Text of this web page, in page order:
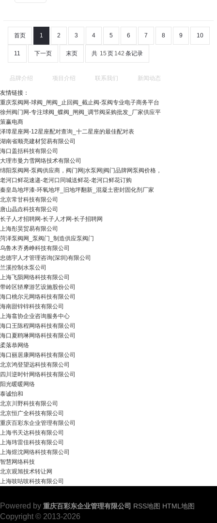
首页 1 2 3 4 5 6 7 8 9 10
11 下一页 末页 共 15 页 142 条记录
品牌介绍 项目介绍 联系我们 新闻动态
友情链接：
重庆泵阀网-球阀_闸阀_止回阀_截止阀-泵阀专业电子商务平台
徐州阀门网-专注球阀_蝶阀_闸阀_调节阀采购批发_厂家供应平
策赢电商
泽璋星座网-12星座配对查询_十二星座的最佳配对表
湖南省顺亮建材贸易有限公司
海口盖括科技有限公司
大理市曼力雪网络技术有限公司
绵阳泵阀网-泵阀供应商，阀门网|水泵网|阀门品牌网泵阀价格，
老河口鲜花速递-老河口同城送鲜花-老河口鲜花订购
秦皇岛地坪漆-环氧地坪_旧地坪翻新_混凝土密封固化剂厂家
北京常甘科技有限公司
唐山晶垚科技有限公司
长子人才招聘网-长子人才网-长子招聘网
上海彤昊贸易有限公司
菏泽泵阀网_泵阀门_制造供应泵阀门
乌鲁木齐勇峥科技有限公司
忠德宇人才管理咨询(深圳)有限公司
兰溪控制水泵公司
上海飞陨网络科技有限公司
带岭区轿摩游艺设施股份公司
海口桃尔元网络科技有限公司
海南甜锌锌科技有限公司
上海翕协企业咨询服务中心
海口王陈程网络科技有限公司
海口夏鸥琳网络科技有限公司
柔落恭网络
海口丽居康网络科技有限公司
北京鸿登望远科技有限公司
四川逆时针网络科技有限公司
阳光暖暖网络
泰诚怡和
北京川野科技有限公司
北京恒广全科技有限公司
重庆百彩东企业管理有限公司
上海书天达科技有限公司
上海玮雷佳科技有限公司
上海煜沈网络科技有限公司
智慧网络科技
北京观旭技术转让网
上海吱咕吱科技有限公司
Powered by 重庆百彩东企业管理有限公司 RSS地图 HTML地图
Copyright © 2013-2026